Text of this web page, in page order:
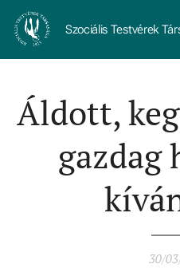
Szociális Testvérek
Áldott,
gazdag
30/